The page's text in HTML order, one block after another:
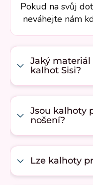
Pokud na svůj
neváhejte nám
Jaký materiál
kalhot Sisi?
Jsou kalhoty
nošení?
Lze kalhoty